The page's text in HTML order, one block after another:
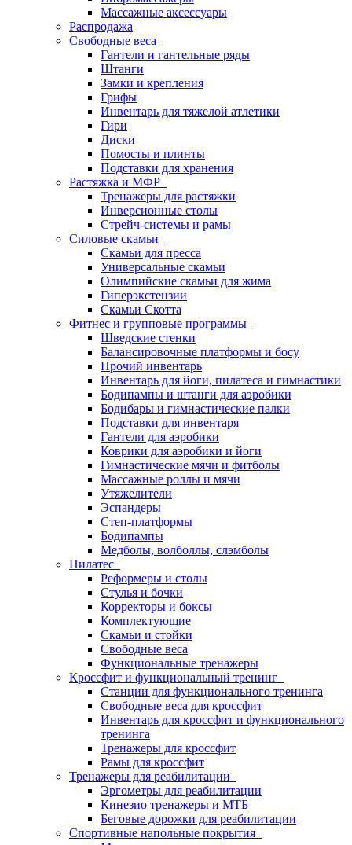
Массажные аксессуары
Распродажа
Свободные веса
Гантели и гантельные ряды
Штанги
Замки и крепления
Грифы
Инвентарь для тяжелой атлетики
Гири
Диски
Помосты и плинты
Подставки для хранения
Растяжка и МФР
Тренажеры для растяжки
Инверсионные столы
Стрейч-системы и рамы
Силовые скамьи
Скамьи для пресса
Универсальные скамьи
Олимпийские скамьи для жима
Гиперэкстензии
Скамьи Скотта
Фитнес и групповые программы
Шведские стенки
Балансировочные платформы и босу
Прочий инвентарь
Инвентарь для йоги, пилатеса и гимнастики
Бодипампы и штанги для аэробики
Бодибары и гимнастические палки
Подставки для инвентаря
Гантели для аэробики
Коврики для аэробики и йоги
Гимнастические мячи и фитболы
Массажные роллы и мячи
Утяжелители
Эспандеры
Степ-платформы
Бодипампы
Медболы, волболлы, слэмболы
Пилатес
Реформеры и столы
Стулья и бочки
Корректоры и боксы
Комплектующие
Скамьи и стойки
Свободные веса
Функциональные тренажеры
Кроссфит и функциональный тренинг
Станции для функционального тренинга
Свободные веса для кроссфит
Инвентарь для кроссфит и функционального
тренинга
Тренажеры для кроссфит
Рамы для кроссфит
Тренажеры для реабилитации
Эргометры для реабилитации
Кинезио тренажеры и МТБ
Беговые дорожки для реабилитации
Спортивные напольные покрытия